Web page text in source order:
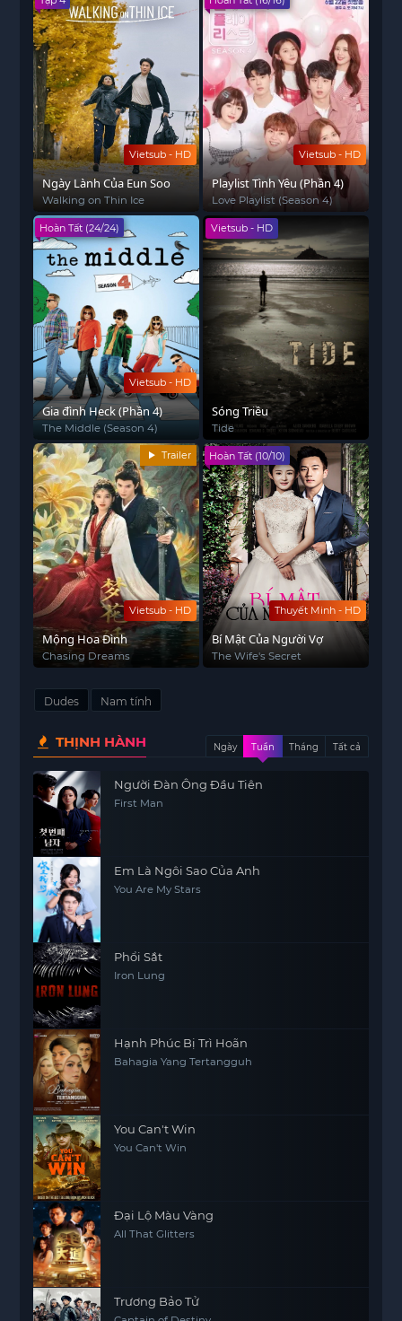
Vietsub - HD
Ngày Lành Của Eun Soo
Walking on Thin Ice
Vietsub - HD
Playlist Tình Yêu (Phần 4)
Love Playlist (Season 4)
Vietsub - HD
Hoàn Tất (24/24)
Gia đình Heck (Phần 4)
The Middle (Season 4)
Vietsub - HD
Sóng Triều
Tide
Vietsub - HD
Trailer
Mộng Hoa Đình
Chasing Dreams
Thuyết Minh - HD
Hoàn Tất (10/10)
Bí Mật Của Người Vợ
The Wife's Secret
Dudes Nam tính
THỊNH HÀNH Ngày Tuần Tháng Tất cả
Người Đàn Ông Đầu Tiên
First Man
Em Là Ngôi Sao Của Anh
You Are My Stars
Phổi Sắt
Iron Lung
Hạnh Phúc Bị Trì Hoãn
Bahagia Yang Tertangguh
You Can't Win
You Can't Win
Đại Lộ Màu Vàng
All That Glitters
Trương Bảo Tử